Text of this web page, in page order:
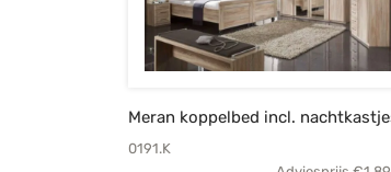
Meran koppelbed incl.
0191.K